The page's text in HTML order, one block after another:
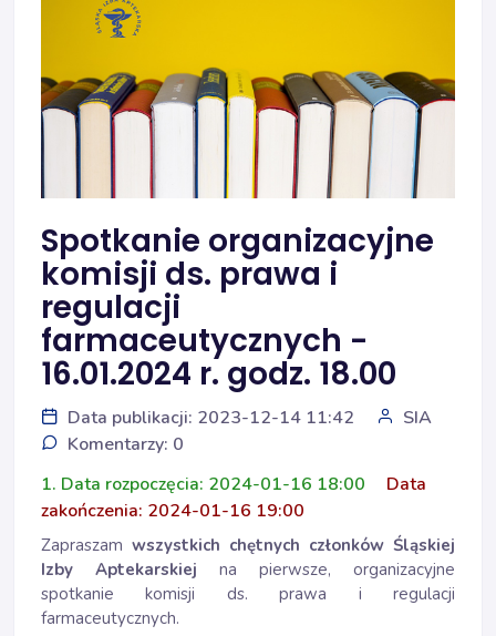
Spotkanie organizacyjne
komisji ds. prawa i
regulacji
farmaceutycznych -
16.01.2024 r. godz. 18.00
Data publikacji: 2023-12-14 11:42
SIA
Komentarzy: 0
1. Data rozpoczęcia: 2024-01-16 18:00
Data
zakończenia: 2024-01-16 19:00
Zapraszam wszystkich chętnych członków Śląskiej
Izby Aptekarskiej na pierwsze, organizacyjne
spotkanie komisji ds. prawa i regulacji
farmaceutycznych.